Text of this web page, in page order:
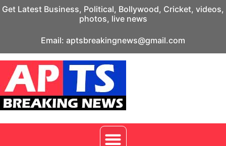
Get Latest Business, Political, Bollywood, Cricket, videos,
photos, live news
Email: aptsbreakingnews@gmail.com